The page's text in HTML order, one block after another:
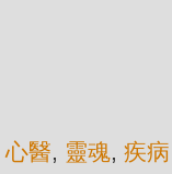
心醫, 靈魂, 疾病